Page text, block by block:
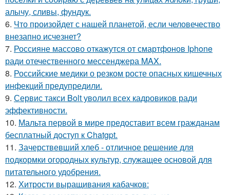
алычу, сливы, фундук.
6. Что произойдет с нашей планетой, если человечество
внезапно исчезнет?
7. Россияне массово откажутся от смартфонов Iphone
ради отечественного мессенджера MAX.
8. Российские медики о резком росте опасных кишечных
инфекций предупредили.
9. Сервис такси Bolt уволил всех кадровиков ради
эффективности.
10. Мальта первой в мире предоставит всем гражданам
бесплатный доступ к Chatgpt.
11. Зачерствевший хлеб - отличное решение для
подкормки огородных культур, служащее основой для
питательного удобрения.
12. Хитрости выращивания кабачков: